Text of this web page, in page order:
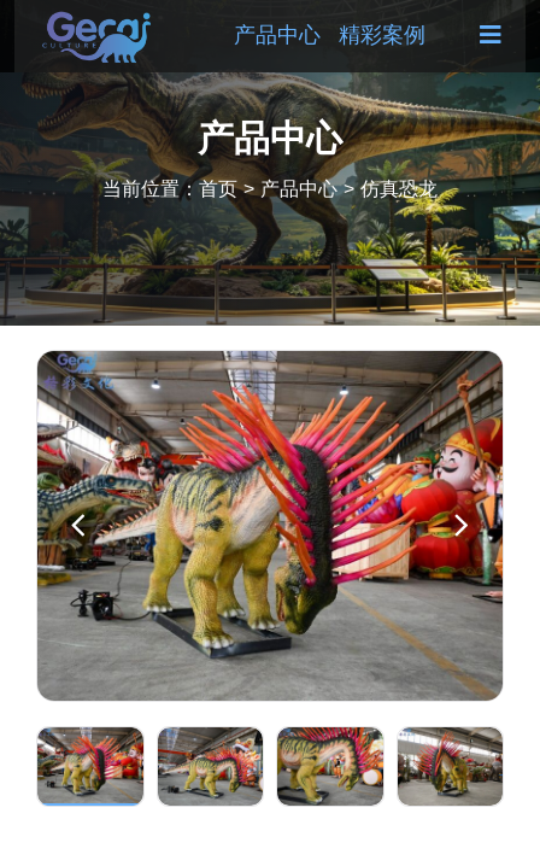
产品中心 精彩案例
产品中心
当前位置：首页 > 产品中心 > 仿真恐龙